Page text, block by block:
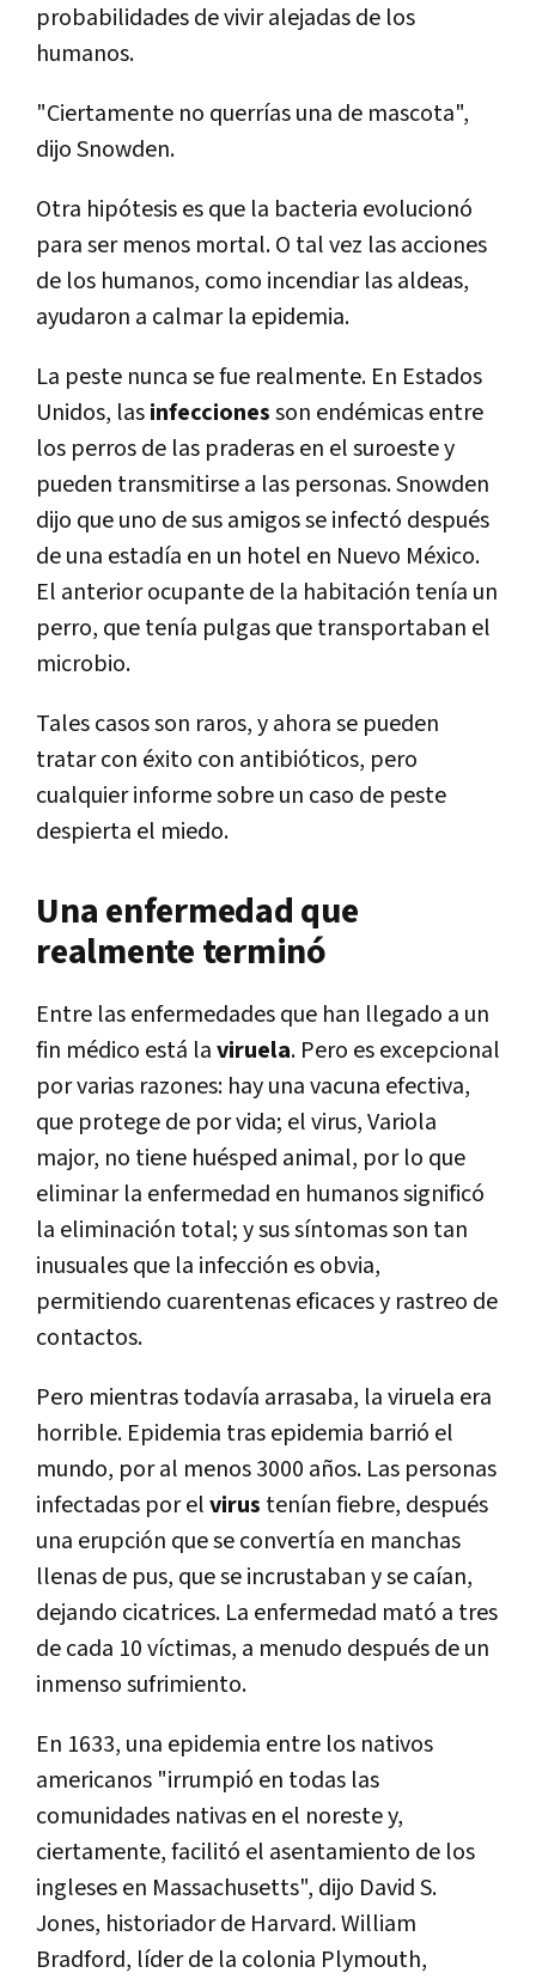
probabilidades de vivir alejadas de los
humanos.
"Ciertamente no querrías una de mascota",
dijo Snowden.
Otra hipótesis es que la bacteria evolucionó
para ser menos mortal. O tal vez las acciones
de los humanos, como incendiar las aldeas,
ayudaron a calmar la epidemia.
La peste nunca se fue realmente. En Estados
Unidos, lasinfeccionesson endémicas entre
los perros de las praderas en el suroeste y
pueden transmitirse a las personas. Snowden
dijo que uno de sus amigos se infectó después
de una estadía en un hotel en Nuevo México.
El anterior ocupante de la habitación tenía un
perro, que tenía pulgas que transportaban el
microbio.
Tales casos son raros, y ahora se pueden
tratar con éxito con antibióticos, pero
cualquier informe sobre un caso de peste
despierta el miedo.
Una enfermedad que
realmente terminó
Entre las enfermedades que han llegado a un
fin médico está laviruela. Pero es excepcional
por varias razones: hay una vacuna efectiva,
que protege de por vida; el virus, Variola
major, no tiene huésped animal, por lo que
eliminar la enfermedad en humanos significó
la eliminación total; y sus síntomas son tan
inusuales que la infección es obvia,
permitiendo cuarentenas eficaces y rastreo de
contactos.
Pero mientras todavía arrasaba, la viruela era
horrible. Epidemia tras epidemia barrió el
mundo, por al menos 3000 años. Las personas
infectadas por elvirus tenían fiebre, después
una erupción que se convertía en manchas
llenas de pus, que se incrustaban y se caían,
dejando cicatrices. La enfermedad mató a tres
de cada 10 víctimas, a menudo después de un
inmenso sufrimiento.
En 1633, una epidemia entre los nativos
americanos "irrumpió en todas las
comunidades nativas en el noreste y,
ciertamente, facilitó el asentamiento de los
ingleses en Massachusetts", dijo David S.
Jones, historiador de Harvard. William
Bradford, líder de la colonia Plymouth,